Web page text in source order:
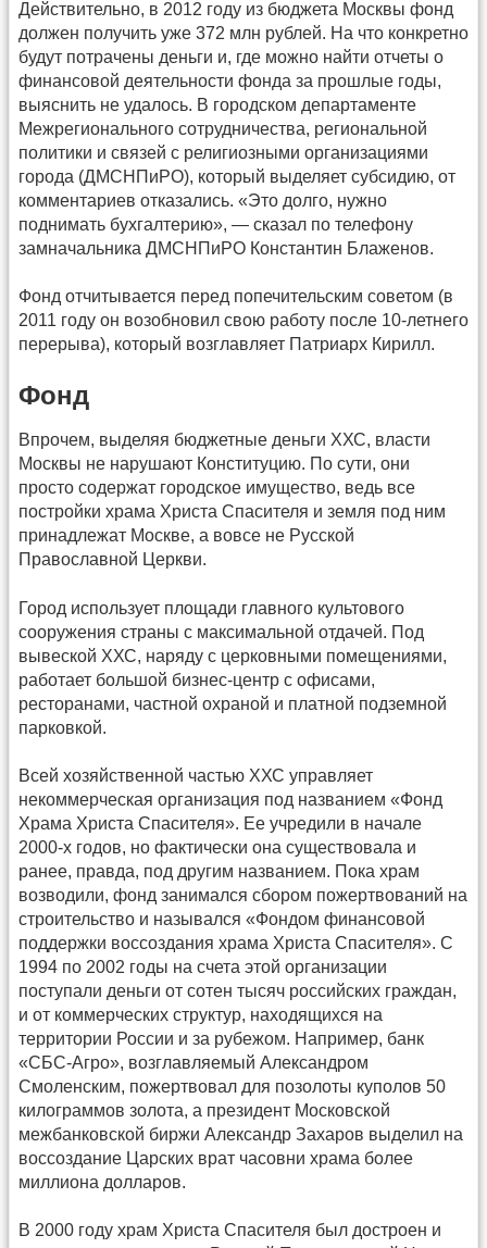
Действительно, в 2012 году из бюджета Москвы фонд
должен получить уже 372 млн рублей. На что конкретно
будут потрачены деньги и, где можно найти отчеты о
финансовой деятельности фонда за прошлые годы,
выяснить не удалось. В городском департаменте
Межрегионального сотрудничества, региональной
политики и связей с религиозными организациями
города (ДМСНПиРО), который выделяет субсидию, от
комментариев отказались. «Это долго, нужно
поднимать бухгалтерию», — сказал по телефону
замначальника ДМСНПиРО Константин Блаженов.
Фонд отчитывается перед попечительским советом (в
2011 году он возобновил свою работу после 10-летнего
перерыва), который возглавляет Патриарх Кирилл.
Фонд
Впрочем, выделяя бюджетные деньги ХХС, власти
Москвы не нарушают Конституцию. По сути, они
просто содержат городское имущество, ведь все
постройки храма Христа Спасителя и земля под ним
принадлежат Москве, а вовсе не Русской
Православной Церкви.
Город использует площади главного культового
сооружения страны с максимальной отдачей. Под
вывеской ХХС, наряду с церковными помещениями,
работает большой бизнес-центр с офисами,
ресторанами, частной охраной и платной подземной
парковкой.
Всей хозяйственной частью ХХС управляет
некоммерческая организация под названием «Фонд
Храма Христа Спасителя». Ее учредили в начале
2000-х годов, но фактически она существовала и
ранее, правда, под другим названием. Пока храм
возводили, фонд занимался сбором пожертвований на
строительство и назывался «Фондом финансовой
поддержки воссоздания храма Христа Спасителя». С
1994 по 2002 годы на счета этой организации
поступали деньги от сотен тысяч российских граждан,
и от коммерческих структур, находящихся на
территории России и за рубежом. Например, банк
«СБС-Агро», возглавляемый Александром
Смоленским, пожертвовал для позолоты куполов 50
килограммов золота, а президент Московской
межбанковской биржи Александр Захаров выделил на
воссоздание Царских врат часовни храма более
миллиона долларов.
В 2000 году храм Христа Спасителя был достроен и